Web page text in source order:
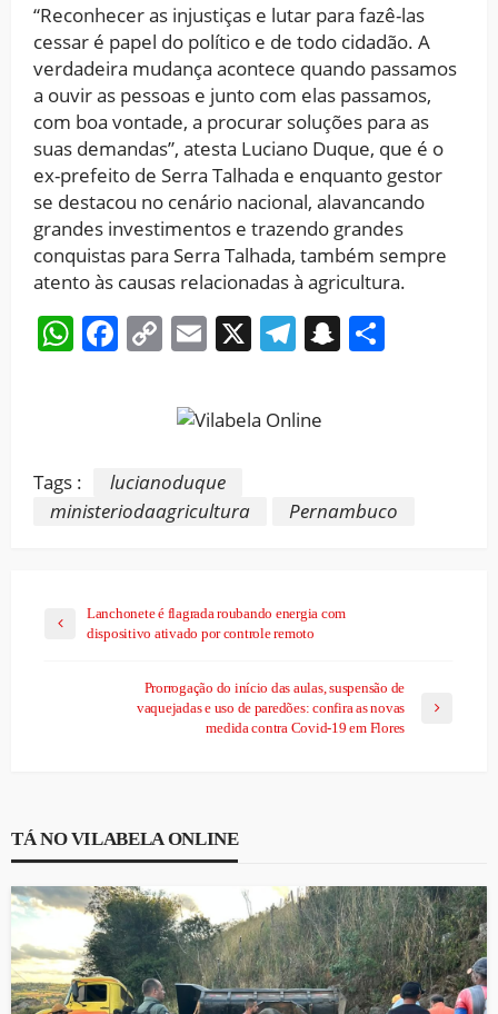
“Reconhecer as injustiças e lutar para fazê-las
cessar é papel do político e de todo cidadão. A
verdadeira mudança acontece quando passamos
a ouvir as pessoas e junto com elas passamos,
com boa vontade, a procurar soluções para as
suas demandas”, atesta Luciano Duque, que é o
ex-prefeito de Serra Talhada e enquanto gestor
se destacou no cenário nacional, alavancando
grandes investimentos e trazendo grandes
conquistas para Serra Talhada, também sempre
atento às causas relacionadas à agricultura.
WhatsApp
Facebook
CopyEmail
X Telegram
Snapchat
Tags :
lucianoduque
ministeriodaagricultura
Pernambuco
Lanchonete é flagrada roubando energia com
dispositivo ativado por controle remoto
Prorrogação do início das aulas, suspensão de
vaquejadas e uso de paredões: confira as novas
medida contra Covid-19 em Flores
TÁ NO VILABELA ONLINE